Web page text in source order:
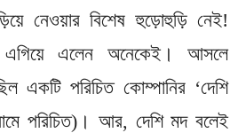
নেওয়ার বিশেষ হুড়োহুড়ি নেই!
এগিয়ে এলেন অনেকেই। আসলে
একটি পরিচিত কোম্পানির ‘দেশি
নামে পরিচিত)। আর, দেশি মদ বলেই